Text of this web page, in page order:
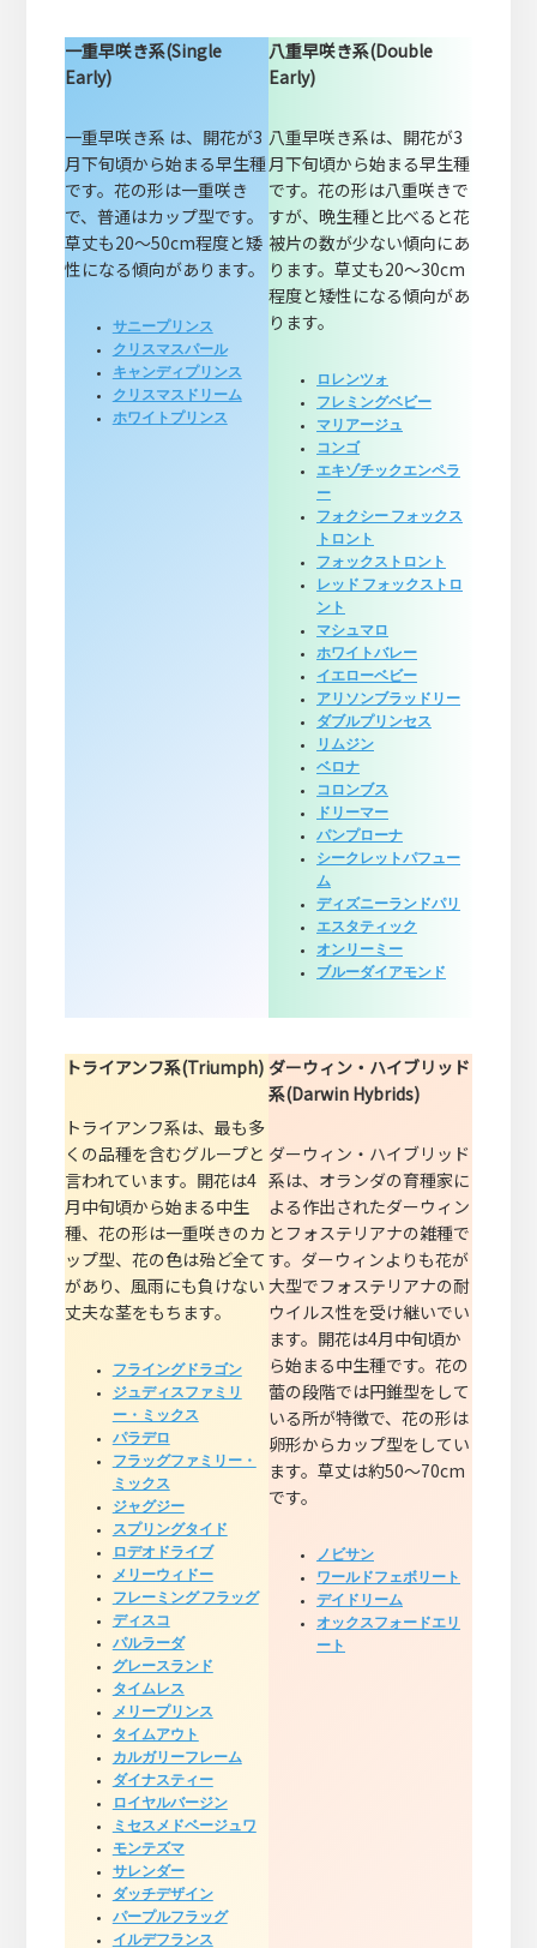
一重早咲き系(Single
Early)
一重早咲き系 は、開花が3
月下旬頃から始まる早生種
です。花の形は一重咲き
で、普通はカップ型です。
草丈も20～50cm程度と矮
性になる傾向があります。
サニープリンス
クリスマスパール
キャンディプリンス
クリスマスドリーム
ホワイトプリンス
八重早咲き系(Double
Early)
八重早咲き系は、開花が3
月下旬頃から始まる早生種
です。花の形は八重咲きで
すが、晩生種と比べると花
被片の数が少ない傾向にあ
ります。草丈も20～30cm
程度と矮性になる傾向があ
ります。
ロレンツォ
フレミングベビー
マリアージュ
コンゴ
エキゾチックエンペラ
ー
フォクシー フォックス
トロント
フォックストロント
レッド フォックストロ
ント
マシュマロ
ホワイトバレー
イエローベビー
アリソンブラッドリー
ダブルプリンセス
リムジン
ベロナ
コロンブス
ドリーマー
パンプローナ
シークレットパフュー
ム
ディズニーランドパリ
エスタティック
オンリーミー
ブルーダイアモンド
トライアンフ系(Triumph)
トライアンフ系は、最も多
くの品種を含むグループと
言われています。開花は4
月中旬頃から始まる中生
種、花の形は一重咲きのカ
ップ型、花の色は殆ど全て
があり、風雨にも負けない
丈夫な茎をもちます。
フライングドラゴン
ジュディスファミリ
ー・ミックス
パラデロ
フラッグファミリー・
ミックス
ジャグジー
スプリングタイド
ロデオドライブ
メリーウィドー
フレーミング フラッグ
ディスコ
パルラーダ
グレースランド
タイムレス
メリープリンス
タイムアウト
カルガリーフレーム
ダイナスティー
ロイヤルバージン
ミセスメドベージュワ
モンテズマ
サレンダー
ダッチデザイン
パープルフラッグ
イルデフランス
ダーウィン・ハイブリッド
系(Darwin Hybrids)
ダーウィン・ハイブリッド
系は、オランダの育種家に
よる作出されたダーウィン
とフォステリアナの雑種で
す。ダーウィンよりも花が
大型でフォステリアナの耐
ウイルス性を受け継いでい
ます。開花は4月中旬頃か
ら始まる中生種です。花の
蕾の段階では円錐型をして
いる所が特徴で、花の形は
卵形からカップ型をしてい
ます。草丈は約50～70cm
です。
ノビサン
ワールドフェボリート
デイドリーム
オックスフォードエリ
ート